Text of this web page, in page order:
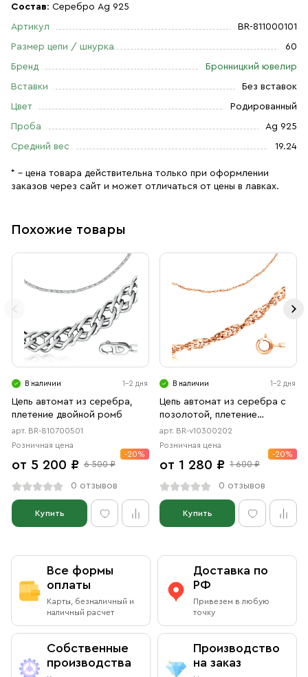
Состав: Серебро Ag 925
Артикул BR-811000101
Размер цепи / шнурка 60
Бренд Бронницкий ювелир
Вставки Без вставок
Цвет Родированный
Проба Ag 925
Средний вес 19.24
* – цена товара действительна только при оформлении
заказов через сайт и может отличаться от цены в лавках.
Похожие товары
В наличии 1-2 дня
Цепь автомат из серебра,
плетение двойной ромб
арт. BR-810700501
Розничная цена
от 5 200 ₽ 6 500 ₽
-20%
0 отзывов
Купить
В наличии 1-2 дня
Цепь автомат из серебра с
позолотой, плетение
двойное панцирное
арт. BR-v10300202
Розничная цена
от 1 280 ₽ 1 600 ₽
-20%
0 отзывов
Купить
Все формы
оплаты
Карты, безналичный и
наличный расчет
Доставка по
РФ
Привезем в любую
точку
Собственные
производства
Производство
на заказ